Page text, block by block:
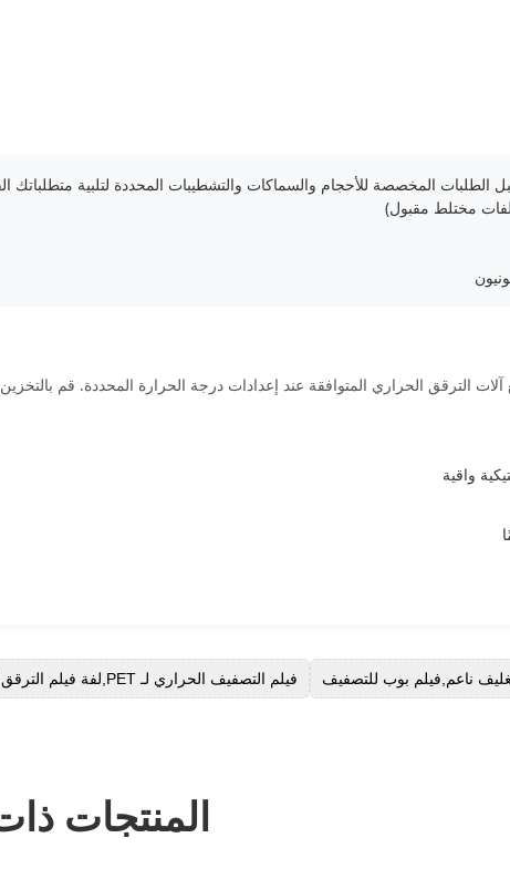
الطلبات المخصصة للأحجام والسماكات والتشطيبات المحددة لتلبية متطلباتك
الترقق الحراري المتوافقة عند إعدادات درجة الحرارة المحددة. قم
واقية
ناعم,فيلم بوب للتصفيف فيلم التصفيف الحراري لـ PET,لفة فيلم الترقق الناعم,فيلم الترقق الحراري من الشركة المصنعة الأصلية
المنتجات